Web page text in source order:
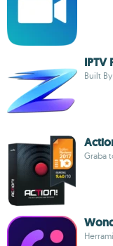
IPTV
Built
Graba